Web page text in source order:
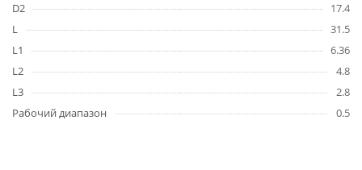
D2
17.4
L
31.5
L1
6.36
L2
4.8
L3
2.8
Рабочий диапазон
0.5